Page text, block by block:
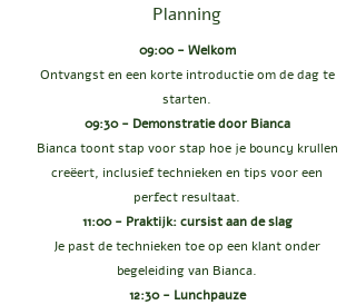
Planning
09:00 - Welkom
Ontvangst en een korte introductie om de dag te
starten.
09:30 - Demonstratie door Bianca
Bianca toont stap voor stap hoe je bouncy krullen
creëert, inclusief technieken en tips voor een
perfect resultaat.
11:00 - Praktijk: cursist aan de slag
Je past de technieken toe op een klant onder
begeleiding van Bianca.
12:30 - Lunchpauze